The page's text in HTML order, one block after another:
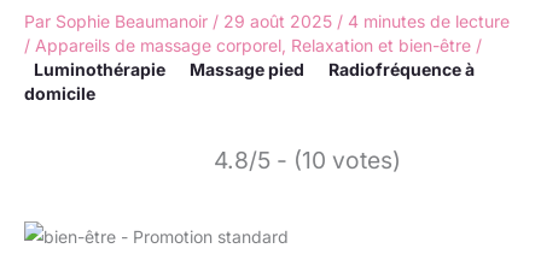
Par Sophie Beaumanoir / 29 août 2025 / 4 minutes de lecture
/ Appareils de massage corporel Relaxation et bien-être /
Luminothérapie
Massage pied
Radiofréquence à
domicile
4.8/5 - (10 votes)